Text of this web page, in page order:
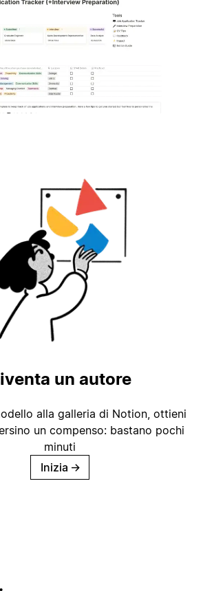
un autore
alla galleria di Notion, ottieni
un compenso: bastano pochi
minuti
Inizia →